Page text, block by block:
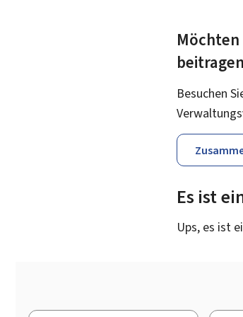
Besuchen
Es ist
Ups, es ist